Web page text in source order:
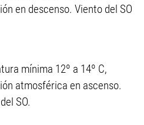
en descenso. Viento del SO
mínima 12º a 14º C,
atmosférica en ascenso.
SO.